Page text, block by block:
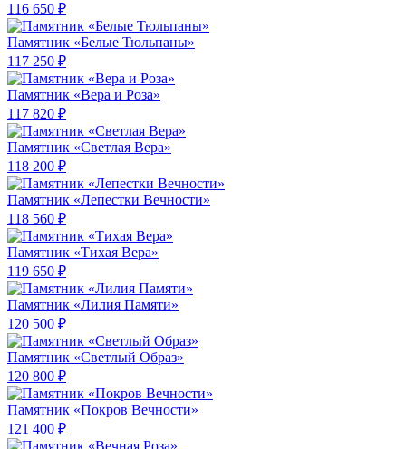
116 650 ₽
Памятник «Белые Тюльпаны»
117 250 ₽
Памятник «Вера и Роза»
117 820 ₽
Памятник «Светлая Вера»
118 200 ₽
Памятник «Лепестки Вечности»
118 560 ₽
Памятник «Тихая Вера»
119 650 ₽
Памятник «Лилия Памяти»
120 500 ₽
Памятник «Светлый Образ»
120 800 ₽
Памятник «Покров Вечности»
121 400 ₽